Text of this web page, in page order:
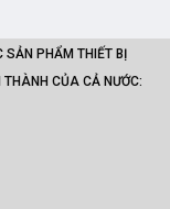
SẢN PHẨM THIẾT BỊ
THÀNH CỦA CẢ NƯỚC: